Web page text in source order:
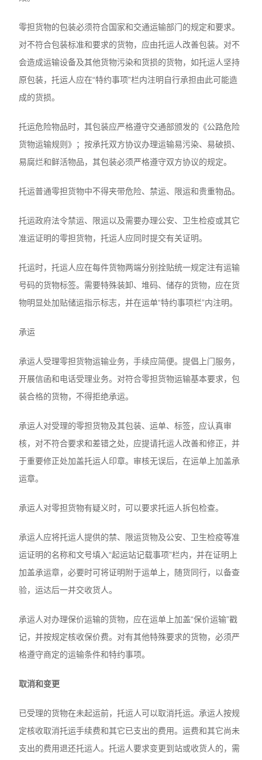
零担货物的包装必须符合国家和交通运输部门的规定和要求。
对不符合包装标准和要求的货物，应由托运人改善包装。对不
会造成运输设备及其他货物污染和货损的货物，如托运人坚持
原包装，托运人应在“特约事项”栏内注明自行承担由此可能造
成的货损。
托运危险物品时，其包装应严格遵守交通部颁发的《公路危险
货物运输规则》；按承托双方协议办理运输易污染、易破损、
易腐烂和鲜活物品，其包装必须严格遵守双方协议的规定。
托运普通零担货物中不得夹带危险、禁运、限运和贵重物品。
托运政府法令禁运、限运以及需要办理公安、卫生检疫或其它
准运证明的零担货物，托运人应同时提交有关证明。
托运时，托运人应在每件货物两端分别拴贴统一规定注有运输
号码的货物标签。需要特殊装卸、堆码、储存的货物，应在货
物明显处加贴储运指示标志，并在运单“特约事项栏”内注明。
承运
承运人受理零担货物运输业务，手续应简便。提倡上门服务，
开展信函和电话受理业务。对符合零担货物运输基本要求，包
装合格的货物，不得拒绝承运。
承运人对受理的零担货物及其包装、运单、标签，应认真审
核，对不符合要求和差错之处，应提请托运人改善和修正，并
于重要修正处加盖托运人印章。审核无误后，在运单上加盖承
运章。
承运人对零担货物有疑义时，可以要求托运人拆包检查。
承运人应将托运人提供的禁、限运货物及公安、卫生检疫等准
运证明的名称和文号填入“起运站记载事项”栏内，并在证明上
加盖承运章，必要时可将证明附于运单上，随货同行，以备查
验，运达后一并交收货人。
承运人对办理保价运输的货物，应在运单上加盖“保价运输”戳
记，并按规定核收保价费。对有其他特殊要求的货物，必须严
格遵守商定的运输条件和特约事项。
取消和变更
已受理的货物在未起运前，托运人可以取消托运。承运人按规
定核收取消托运手续费和其它已支出的费用。运费和其它尚未
支出的费用退还托运人。托运人要求变更到站或收货人的，需